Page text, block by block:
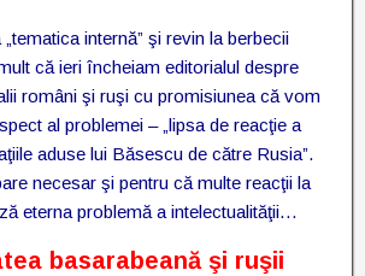
internă” şi revin la berbecii
că ieri încheiam editorialul despre
români şi ruşi cu promisiunea că vom
al problemei – „lipsa de reacţie a
aduse lui Băsescu de către Rusia”.
necesar şi pentru că multe reacţii la
eterna problemă a intelectualităţii…
basarabeană şi ruşii